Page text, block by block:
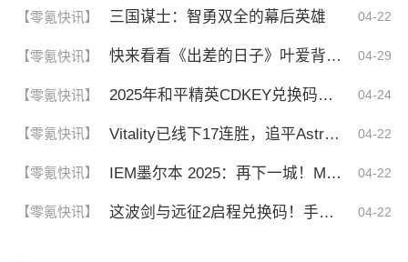
【零氪快讯】 三国谋士：智勇双全的幕后英雄 04-22
【零氪快讯】 快来看看《出差的日子》叶爱背后的深刻故事！竟然让人泪崩的原因 04-29
【零氪快讯】 2025年和平精英CDKEY兑换码领取方法及使用技巧 04-24
【零氪快讯】 Vitality已线下17连胜，追平Astralis并列第三 04-22
【零氪快讯】 IEM墨尔本 2025：再下一城！MOUZ 2-0 GL 04-22
【零氪快讯】 这波剑与远征2启程兑换码！手慢无，速存！ 04-22